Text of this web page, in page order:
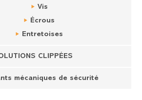
Vis
Écrous
Entretoises
CLIPPÉES
mécaniques de sécurité